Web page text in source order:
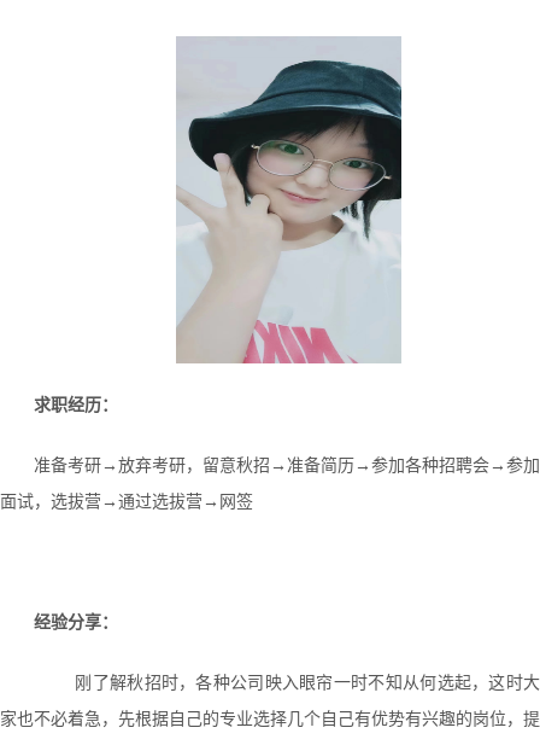
求职经历：
准备考研→放弃考研，留意秋招→准备简历→参加各种招聘会→参加
面试，选拔营→通过选拔营→网签
经验分享：
刚了解秋招时，各种公司映入眼帘一时不知从何选起，这时大
家也不必着急，先根据自己的专业选择几个自己有优势有兴趣的岗位，提